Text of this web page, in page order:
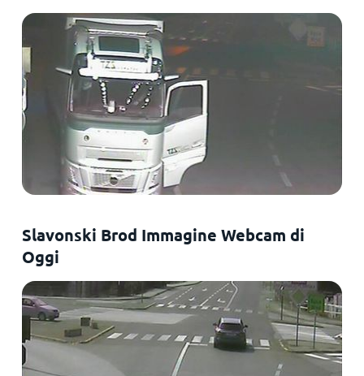
Slavonski Brod Immagine Webcam di
Oggi